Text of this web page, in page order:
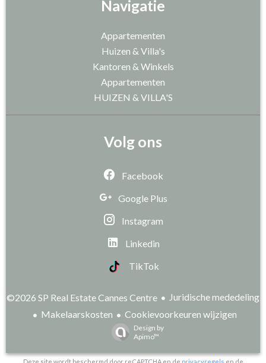
Navigatie
Appartementen
Huizen & Villa's
Kantoren & Winkels
Appartementen
HUIZEN & VILLA'S
Volg ons
Facebook
Google Plus
Instagram
Linkedin
TikTok
©2026 SP Real Estate Cannes Centre
Juridische mededeling
Makelaarskosten
Cookievoorkeuren wijzigen
Design by
Apimo™